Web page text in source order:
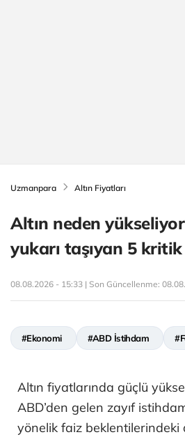
Uzmanpara Altın Fiyatları
Altın neden
yukarı taşıyan 5
08.08.2026 - 15:33 | Son Güncellenme:
#Ekonomi #ABD İstihdam
Altın fiyatlarında güçlü
ABD’den gelen zayıf
yönelik faiz beklentilerindeki